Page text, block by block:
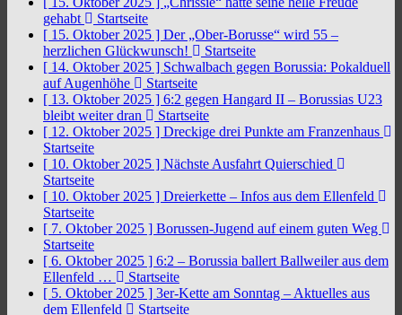
gehabt
Startseite
[ 15. Oktober 2025 ] Der „Ober-Borusse“ wird 55 –
herzlichen Glückwunsch!
Startseite
[ 14. Oktober 2025 ] Schwalbach gegen Borussia: Pokalduell
auf Augenhöhe
Startseite
[ 13. Oktober 2025 ] 6:2 gegen Hangard II – Borussias U23
bleibt weiter dran
Startseite
[ 12. Oktober 2025 ] Dreckige drei Punkte am Franzenhaus
Startseite
[ 10. Oktober 2025 ] Nächste Ausfahrt Quierschied
Startseite
[ 10. Oktober 2025 ] Dreierkette – Infos aus dem Ellenfeld
Startseite
[ 7. Oktober 2025 ] Borussen-Jugend auf einem guten Weg
Startseite
[ 6. Oktober 2025 ] 6:2 – Borussia ballert Ballweiler aus dem
Ellenfeld …
Startseite
[ 5. Oktober 2025 ] 3er-Kette am Sonntag – Aktuelles aus
dem Ellenfeld
Startseite